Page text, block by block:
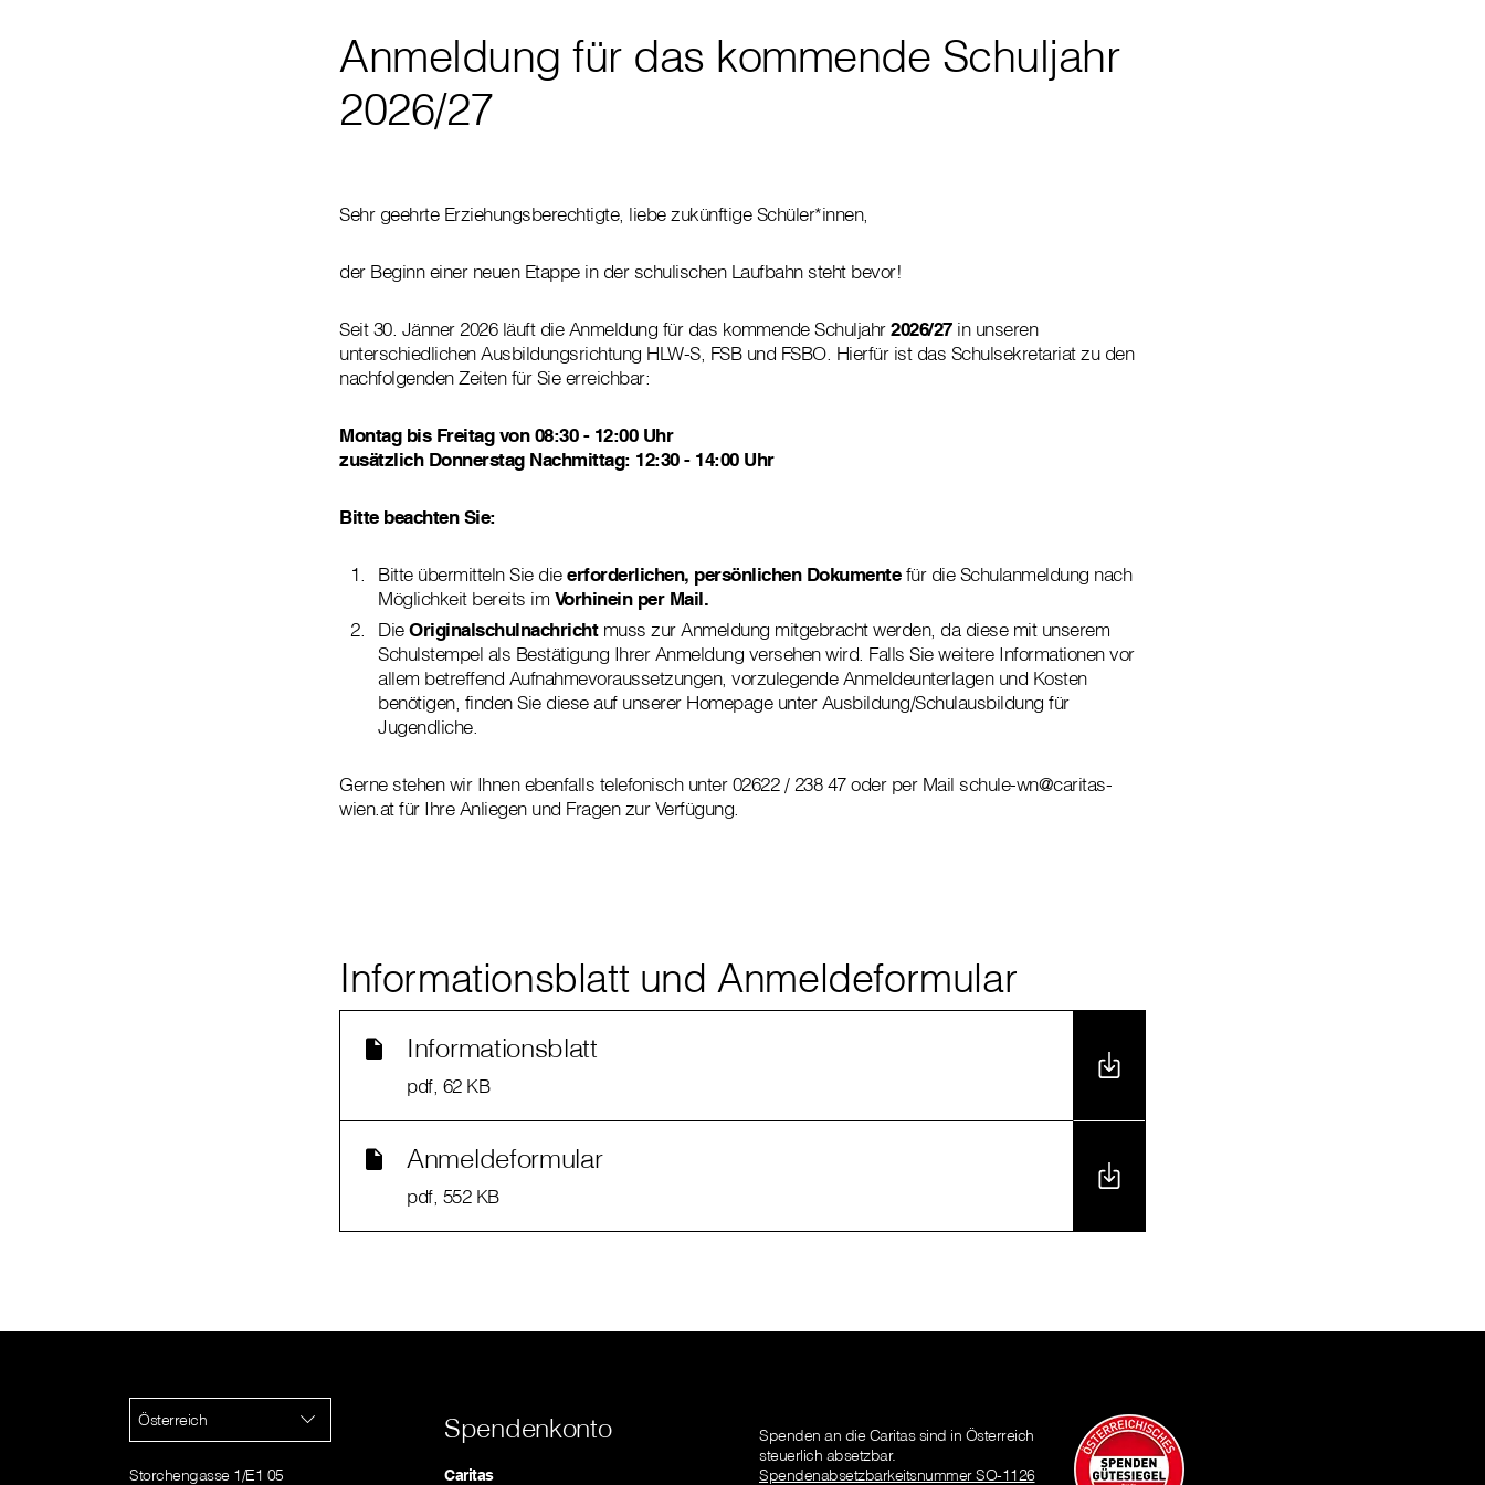
Anmeldung für das kommende Schuljahr
2026/27
Sehr geehrte Erziehungsberechtigte, liebe zukünftige Schüler*innen,
der Beginn einer neuen Etappe in der schulischen Laufbahn steht bevor!
Seit 30. Jänner 2026 läuft die Anmeldung für das kommende Schuljahr2026/27 in unseren
unterschiedlichen Ausbildungsrichtung HLW-S, FSB und FSBO. Hierfür ist das Schulsekretariat zu den
nachfolgenden Zeiten für Sie erreichbar:
Montag bis Freitag von 08:30 - 12:00 Uhr
zusätzlich Donnerstag Nachmittag: 12:30 - 14:00 Uhr
Bitte beachten Sie:
Bitte übermitteln Sie dieerforderlichen, persönlichen Dokumentefür die Schulanmeldung nach
Möglichkeit bereits im Vorhinein per Mail.
DieOriginalschulnachrichtmuss zur Anmeldung mitgebracht werden, da diese mit unserem
Schulstempel als Bestätigung Ihrer Anmeldung versehen wird. Falls Sie weitere Informationen vor
allem betreffend Aufnahmevoraussetzungen, vorzulegende Anmeldeunterlagen und Kosten
benötigen, finden Sie diese auf unserer Homepage unter Ausbildung/Schulausbildung für
Jugendliche.
Gerne stehen wir Ihnen ebenfalls telefonisch unter 02622 / 238 47 oder per Mail schule-wn@caritas-
wien.at für Ihre Anliegen und Fragen zur Verfügung.
Informationsblatt und Anmeldeformular
Informationsblatt
pdf, 62 KB
Anmeldeformular
pdf, 552 KB
Österreich
Storchengasse 1/E1 05
Spendenkonto
Caritas
Spenden an die Caritas sind in Österreich
steuerlich absetzbar.
Spendenabsetzbarkeitsnummer SO-1126